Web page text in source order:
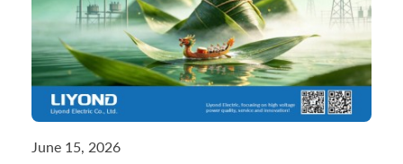
June 15, 2026